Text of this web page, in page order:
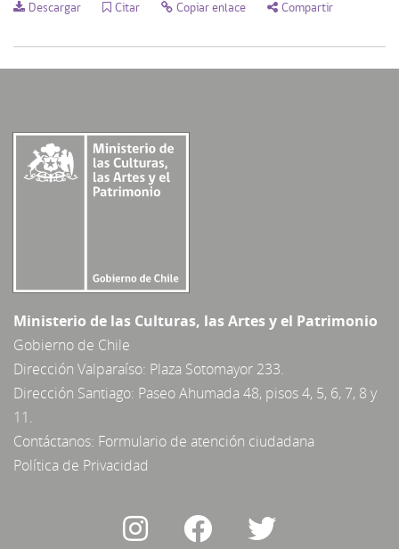
Descargar Citar Copiar enlace Compartir
Ministerio de las Culturas, las Artes y el Patrimonio
Gobierno de Chile
Dirección Valparaíso: Plaza Sotomayor 233.
Dirección Santiago: Paseo Ahumada 48, pisos 4, 5, 6, 7, 8 y
11.
Contáctanos: Formulario de atención ciudadana
Política de Privacidad